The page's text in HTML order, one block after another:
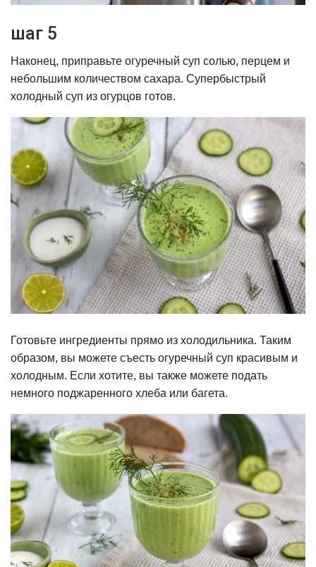
шаг 5
Наконец, приправьте огуречный суп солью, перцем и
небольшим количеством сахара. Супербыстрый
холодный суп из огурцов готов.
Готовьте ингредиенты прямо из холодильника. Таким
образом, вы можете съесть огуречный суп красивым и
холодным. Если хотите, вы также можете подать
немного поджаренного хлеба или багета.